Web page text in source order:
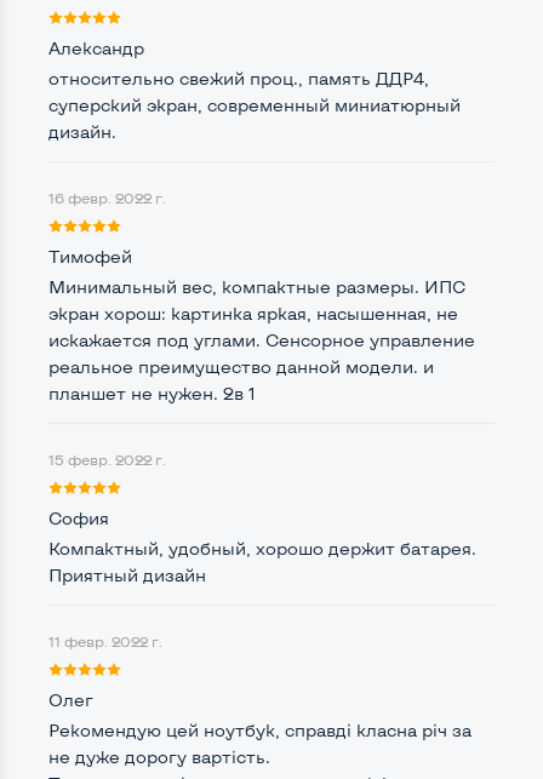
Тип видеокарты
Видеопроцессор ноутбукаIntel HD
Удобство пользования:
Материал корпусаПластик
Подсветка клавиатурыДа
Русские и украинские буквы на клавиатуре
Оптический привод
Операционная система
Разъемы подключения:
Выход VGA
Выход mini Display portНет
Александр
относительно свежий проц., память ДДР4,
суперский экран, современный миниатюрный
дизайн.
16 февр. 2022 г.
Тимофей
Минимальный вес, компактные размеры. ИПС
экран хорош: картинка яркая, насышенная, не
искажается под углами. Сенсорное управление
реальное преимущество данной модели. и
планшет не нужен. 2в 1
15 февр. 2022 г.
София
Компактный, удобный, хорошо держит батарея.
Приятный дизайн
11 февр. 2022 г.
Олег
Рекомендую цей ноутбук, справді класна річ за
не дуже дорогу вартість.